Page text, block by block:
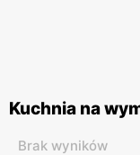
Kuchnia na
Brak wyników